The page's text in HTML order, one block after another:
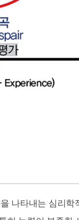
나타내는 심리